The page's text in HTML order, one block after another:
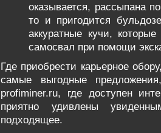
оказывается, рассыпана
то и пригодится
аккуратные кучи,
самосвал при помощи
Где приобрести карьерное
самые выгодные
profiminer.ru, где доступен
приятно удивлены
подходящее.